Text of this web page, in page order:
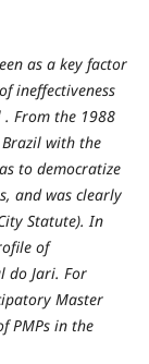
as a key factor
ineffectiveness
From the 1988
with the
to democratize
and was clearly
Statute). In
of
do Jari. For
Master
PMPs in the